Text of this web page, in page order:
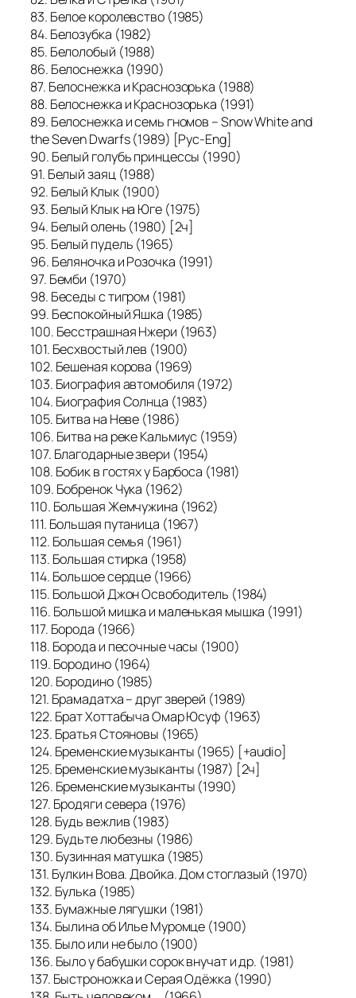
83. Белое королевство (1985)
84. Белозубка (1982)
85. Белолобый (1988)
86. Белоснежка (1990)
87. Белоснежка и Краснозорька (1988)
88. Белоснежка и Краснозорька (1991)
89. Белоснежка и семь гномов – Snow White and
the Seven Dwarfs (1989) [Рус-Eng]
90. Белый голубь принцессы (1990)
91. Белый заяц (1988)
92. Белый Клык (1900)
93. Белый Клык на Юге (1975)
94. Белый олень (1980) [2ч]
95. Белый пудель (1965)
96. Беляночка и Розочка (1991)
97. Бемби (1970)
98. Беседы с тигром (1981)
99. Беспокойный Яшка (1985)
100. Бесстрашная Нжери (1963)
101. Бесхвостый лев (1900)
102. Бешеная корова (1969)
103. Биография автомобиля (1972)
104. Биография Солнца (1983)
105. Битва на Неве (1986)
106. Битва на реке Кальмиус (1959)
107. Благодарные звери (1954)
108. Бобик в гостях у Барбоса (1981)
109. Бобренок Чука (1962)
110. Большая Жемчужина (1962)
111. Большая путаница (1967)
112. Большая семья (1961)
113. Большая стирка (1958)
114. Большое сердце (1966)
115. Большой Джон Освободитель (1984)
116. Большой мишка и маленькая мышка (1991)
117. Борода (1966)
118. Борода и песочные часы (1900)
119. Бородино (1964)
120. Бородино (1985)
121. Брамадатха – друг зверей (1989)
122. Брат Хоттабыча Омар Юсуф (1963)
123. Братья Стояновы (1965)
124. Бременские музыканты (1965) [+audio]
125. Бременские музыканты (1987) [2ч]
126. Бременские музыканты (1990)
127. Бродяги cевера (1976)
128. Будь вежлив (1983)
129. Будьте любезны (1986)
130. Бузинная матушка (1985)
131. Булкин Вова. Двойка. Дом стоглазый (1970)
132. Булька (1985)
133. Бумажные лягушки (1981)
134. Былина об Илье Муромце (1900)
135. Было или не было (1900)
136. Было у бабушки сорок внучат и др. (1981)
137. Быстроножка и Серая Одёжка (1990)